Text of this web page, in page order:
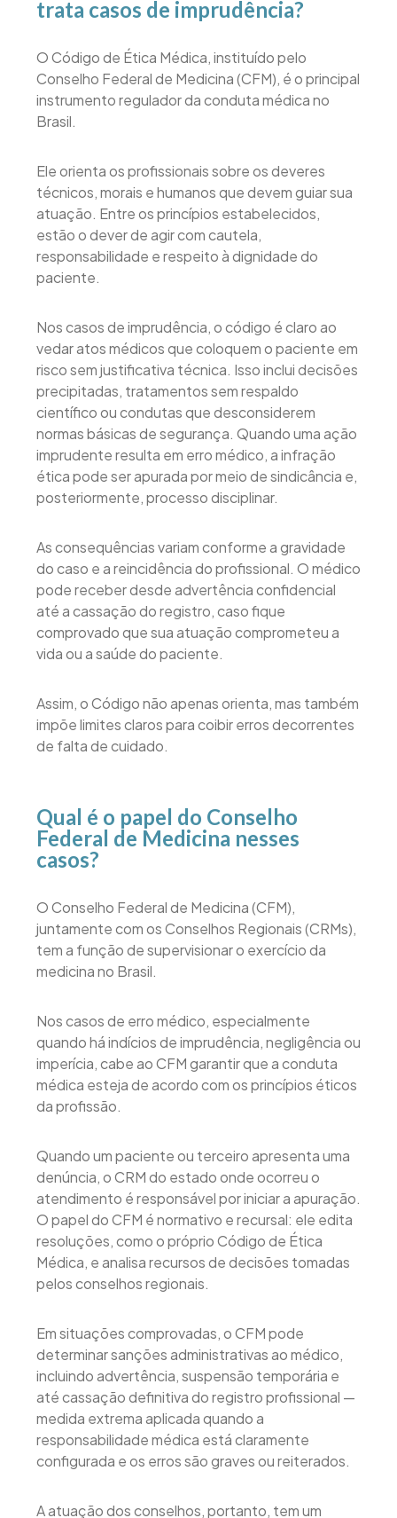
trata casos de imprudência?
O Código de Ética Médica, instituído pelo
Conselho Federal de Medicina (CFM), é o principal
instrumento regulador da conduta médica no
Brasil.
Ele orienta os profissionais sobre os deveres
técnicos, morais e humanos que devem guiar sua
atuação. Entre os princípios estabelecidos,
estão o dever de agir com cautela,
responsabilidade e respeito à dignidade do
paciente.
Nos casos de imprudência, o código é claro ao
vedar atos médicos que coloquem o paciente em
risco sem justificativa técnica. Isso inclui decisões
precipitadas, tratamentos sem respaldo
científico ou condutas que desconsiderem
normas básicas de segurança. Quando uma ação
imprudente resulta em erro médico, a infração
ética pode ser apurada por meio de sindicância e,
posteriormente, processo disciplinar.
As consequências variam conforme a gravidade
do caso e a reincidência do profissional. O médico
pode receber desde advertência confidencial
até a cassação do registro, caso fique
comprovado que sua atuação comprometeu a
vida ou a saúde do paciente.
Assim, o Código não apenas orienta, mas também
impõe limites claros para coibir erros decorrentes
de falta de cuidado.
Qual é o papel do Conselho
Federal de Medicina nesses
casos?
O Conselho Federal de Medicina (CFM),
juntamente com os Conselhos Regionais (CRMs),
tem a função de supervisionar o exercício da
medicina no Brasil.
Nos casos de erro médico, especialmente
quando há indícios de imprudência, negligência ou
imperícia, cabe ao CFM garantir que a conduta
médica esteja de acordo com os princípios éticos
da profissão.
Quando um paciente ou terceiro apresenta uma
denúncia, o CRM do estado onde ocorreu o
atendimento é responsável por iniciar a apuração.
O papel do CFM é normativo e recursal: ele edita
resoluções, como o próprio Código de Ética
Médica, e analisa recursos de decisões tomadas
pelos conselhos regionais.
Em situações comprovadas, o CFM pode
determinar sanções administrativas ao médico,
incluindo advertência, suspensão temporária e
até cassação definitiva do registro profissional —
medida extrema aplicada quando a
responsabilidade médica está claramente
configurada e os erros são graves ou reiterados.
A atuação dos conselhos, portanto, tem um